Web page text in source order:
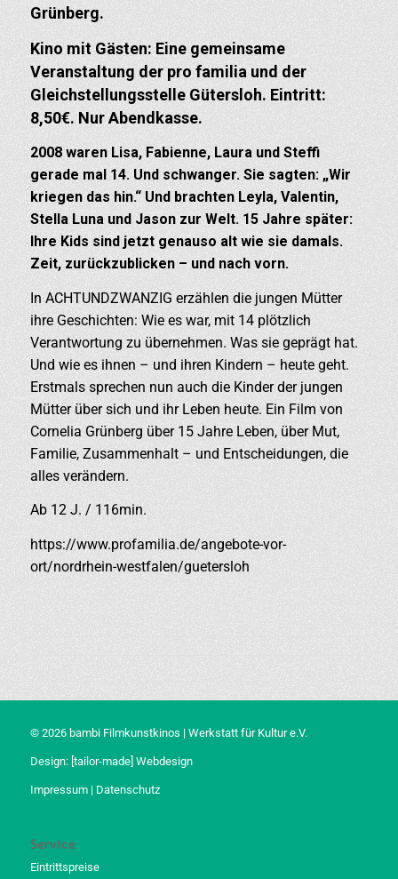
Grünberg.
Kino mit Gästen: Eine gemeinsame
Veranstaltung der pro familia und der
Gleichstellungsstelle Gütersloh. Eintritt:
8,50€. Nur Abendkasse.
2008 waren Lisa, Fabienne, Laura und Steffi
gerade mal 14. Und schwanger. Sie sagten: „Wir
kriegen das hin.“ Und brachten Leyla, Valentin,
Stella Luna und Jason zur Welt. 15 Jahre später:
Ihre Kids sind jetzt genauso alt wie sie damals.
Zeit, zurückzublicken – und nach vorn.
In ACHTUNDZWANZIG erzählen die jungen Mütter
ihre Geschichten: Wie es war, mit 14 plötzlich
Verantwortung zu übernehmen. Was sie geprägt hat.
Und wie es ihnen – und ihren Kindern – heute geht.
Erstmals sprechen nun auch die Kinder der jungen
Mütter über sich und ihr Leben heute. Ein Film von
Cornelia Grünberg über 15 Jahre Leben, über Mut,
Familie, Zusammenhalt – und Entscheidungen, die
alles verändern.
Ab 12 J. / 116min.
https://www.profamilia.de/angebote-vor-
ort/nordrhein-westfalen/guetersloh
© 2026 bambi Filmkunstkinos | Werkstatt für Kultur e.V.
Design: [tailor-made] Webdesign
Impressum| Datenschutz
Service
Eintrittspreise